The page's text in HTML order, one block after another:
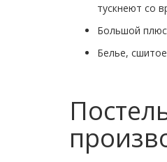
тускнеют со
Большой
Белье,